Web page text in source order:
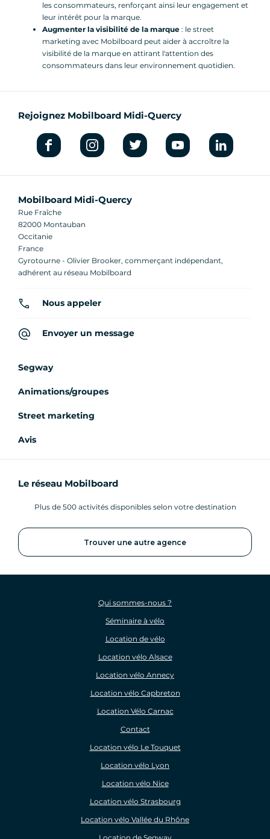
les consommateurs, renforçant ainsi leur engagement et
leur intérêt pour la marque.
Augmenter la visibilité de la marque : le street
marketing avec Mobilboard peut aider à accroître la
visibilité de la marque en attirant l'attention des
consommateurs dans leur environnement quotidien.
Rejoignez Mobilboard Midi-Quercy
Mobilboard Midi-Quercy
Rue Fraîche
82000 Montauban
Occitanie
France
Gyrotourne - Olivier Brooker, commerçant indépendant,
adhérent au réseau Mobilboard
Nous appeler
Envoyer un message
Segway
Animations/groupes
Street marketing
Avis
Le réseau Mobilboard
Plus de 500 activités disponibles selon votre destination
Trouver une autre agence
Qui sommes-nous ?
Séminaire à vélo
Location de vélo
Location vélo Alsace
Location vélo Annecy
Location vélo Capbreton
Location Vélo Carnac
Contact
Location vélo Le Touquet
Location vélo Lyon
Location vélo Nice
Location vélo Strasbourg
Location vélo Vallée du Rhône